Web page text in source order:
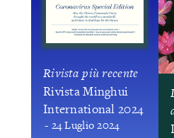
Rivista più recente
Rivista Minghui
International 2024
- 24 Luglio 2024